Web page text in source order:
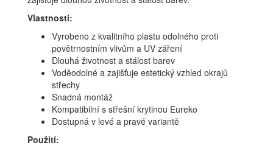
Vlastnosti:
Vyrobeno z kvalitního plastu odolného proti
povětrnostním vlivům a UV záření
Dlouhá životnost a stálost barev
Voděodolné a zajišťuje estetický vzhled okrajů
střechy
Snadná montáž
Kompatibilní s střešní krytinou Eureko
Dostupná v levé a pravé variantě
Použití: